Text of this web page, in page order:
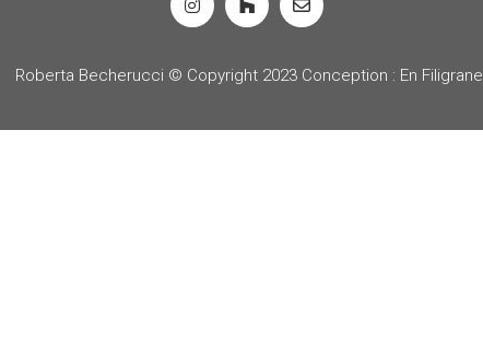
Roberta Becherucci © Copyright 2023 Conception : En Filigrane